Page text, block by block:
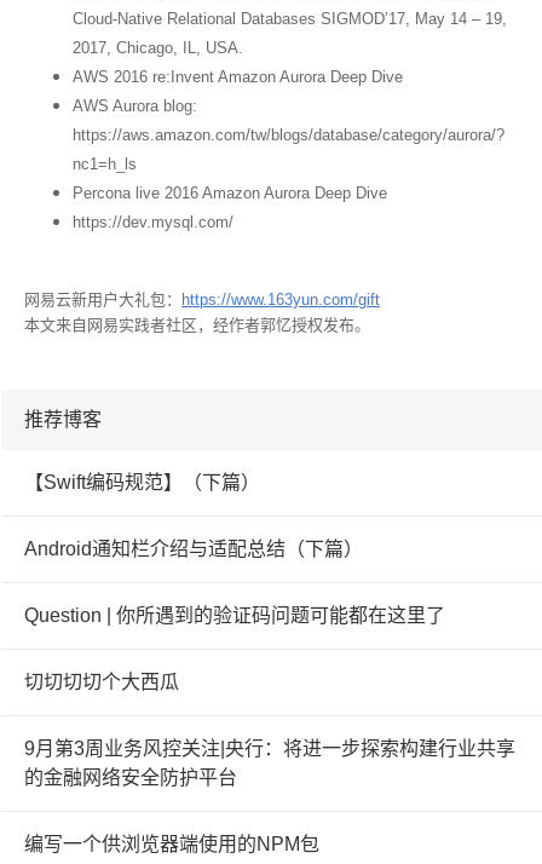
Cloud-Native Relational Databases SIGMOD’17, May 14 – 19,
2017, Chicago, IL, USA.
AWS 2016 re:Invent Amazon Aurora Deep Dive
AWS Aurora blog:
https://aws.amazon.com/tw/blogs/database/category/aurora/?
nc1=h_ls
Percona live 2016 Amazon Aurora Deep Dive
https://dev.mysql.com/
网易云新用户大礼包： https://www.163yun.com/gift
本文来自网易实践者社区，经作者郭忆授权发布。
推荐博客
【Swift编码规范】（下篇）
Android通知栏介绍与适配总结（下篇）
Question | 你所遇到的验证码问题可能都在这里了
切切切切个大西瓜
9月第3周业务风控关注|央行：将进一步探索构建行业共享
的金融网络安全防护平台
编写一个供浏览器端使用的NPM包